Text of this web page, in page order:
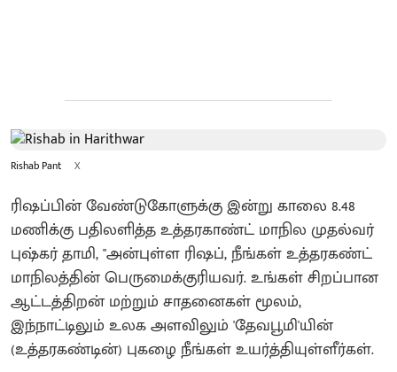
Rishab Pant X
ரிஷப்பின் வேண்டுகோளுக்கு இன்று காலை 8.48
மணிக்கு பதிலளித்த உத்தரகாண்ட் மாநில முதல்வர்
புஷ்கர் தாமி, "அன்புள்ள ரிஷப், நீங்கள் உத்தரகண்ட்
மாநிலத்தின் பெருமைக்குரியவர். உங்கள் சிறப்பான
ஆட்டத்திறன் மற்றும் சாதனைகள் மூலம்,
இந்நாட்டிலும் உலக அளவிலும் 'தேவபூமி'யின்
(உத்தரகண்டின்) புகழை நீங்கள் உயர்த்தியுள்ளீர்கள்.